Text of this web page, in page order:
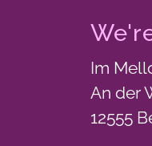
Im
An der
12555